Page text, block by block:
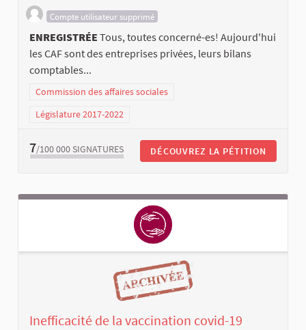
Compte utilisateur supprimé
ENREGISTRÉE Tous, toutes concerné-es! Aujourd'hui
les CAF sont des entreprises privées, leurs bilans
comptables...
Commission des affaires sociales
Législature 2017-2022
7/100 000 SIGNATURES DÉCOUVREZ LA PÉTITION
Inefficacité de la vaccination covid-19